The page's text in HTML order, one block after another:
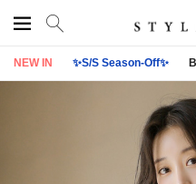
NEW IN ✨S/S Season-Off✨